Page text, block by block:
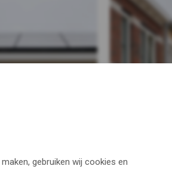
gebruiken wij cookies en